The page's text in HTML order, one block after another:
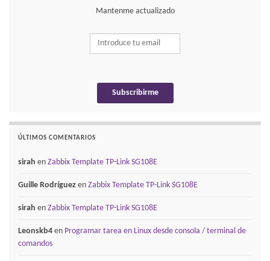
Mantenme actualizado
ÚLTIMOS COMENTARIOS
sirah en Zabbix Template TP-Link SG108E
Guille Rodríguez en Zabbix Template TP-Link SG108E
sirah en Zabbix Template TP-Link SG108E
Leonskb4 en Programar tarea en Linux desde consola / terminal de
comandos